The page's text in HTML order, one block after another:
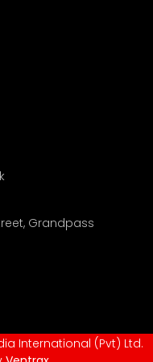
Grandpass
International (Pvt) Ltd.